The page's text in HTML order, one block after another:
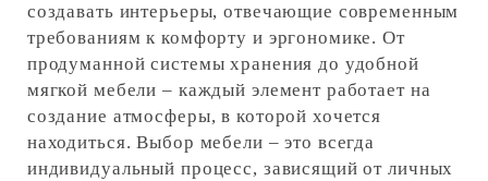
создавать интерьеры, отвечающие современным
требованиям к комфорту и эргономике. От
продуманной системы хранения до удобной
мягкой мебели – каждый элемент работает на
создание атмосферы, в которой хочется
находиться. Выбор мебели – это всегда
индивидуальный процесс, зависящий от личных